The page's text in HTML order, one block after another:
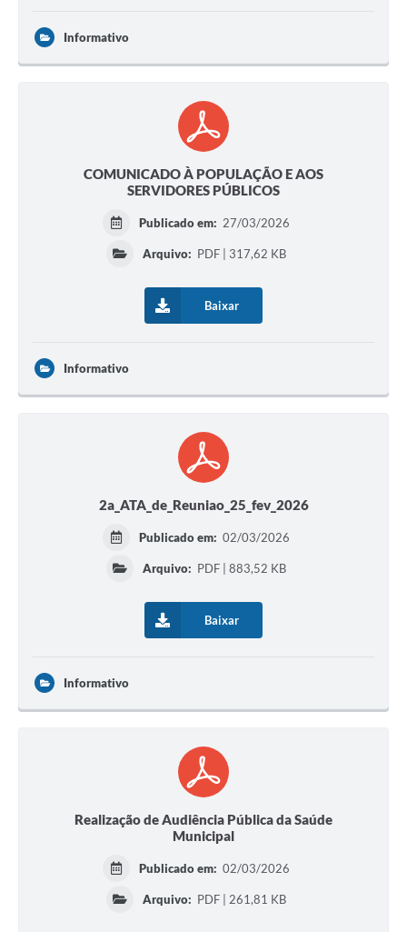
Informativo
COMUNICADO À POPULAÇÃO E AOS
SERVIDORES PÚBLICOS
Publicado em: 27/03/2026
Arquivo: PDF | 317,62 KB
Baixar
Informativo
2a_ATA_de_Reuniao_25_fev_2026
Publicado em: 02/03/2026
Arquivo: PDF | 883,52 KB
Baixar
Informativo
Realização de Audiência Pública da Saúde
Municipal
Publicado em: 02/03/2026
Arquivo: PDF | 261,81 KB